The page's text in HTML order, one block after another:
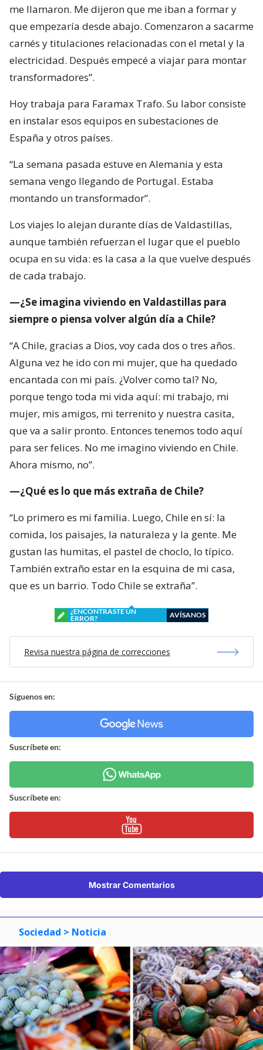
me llamaron. Me dijeron que me iban a formar y
que empezaría desde abajo. Comenzaron a sacarme
carnés y titulaciones relacionadas con el metal y la
electricidad. Después empecé a viajar para montar
transformadores”.
Hoy trabaja para Faramax Trafo. Su labor consiste
en instalar esos equipos en subestaciones de
España y otros países.
“La semana pasada estuve en Alemania y esta
semana vengo llegando de Portugal. Estaba
montando un transformador”.
Los viajes lo alejan durante días de Valdastillas,
aunque también refuerzan el lugar que el pueblo
ocupa en su vida: es la casa a la que vuelve después
de cada trabajo.
—¿Se imagina viviendo en Valdastillas para
siempre o piensa volver algún día a Chile?
“A Chile, gracias a Dios, voy cada dos o tres años.
Alguna vez he ido con mi mujer, que ha quedado
encantada con mi país. ¿Volver como tal? No,
porque tengo toda mi vida aquí: mi trabajo, mi
mujer, mis amigos, mi terrenito y nuestra casita,
que va a salir pronto. Entonces tenemos todo aquí
para ser felices. No me imagino viviendo en Chile.
Ahora mismo, no”.
—¿Qué es lo que más extraña de Chile?
“Lo primero es mi familia. Luego, Chile en sí: la
comida, los paisajes, la naturaleza y la gente. Me
gustan las humitas, el pastel de choclo, lo típico.
También extraño estar en la esquina de mi casa,
que es un barrio. Todo Chile se extraña”.
¿ENCONTRASTE UN
ERROR?
AVÍSANOS
Revisa nuestra página de correcciones
Síguenos en:
Suscríbete en:
Suscríbete en:
Mostrar Comentarios
Sociedad > Noticia